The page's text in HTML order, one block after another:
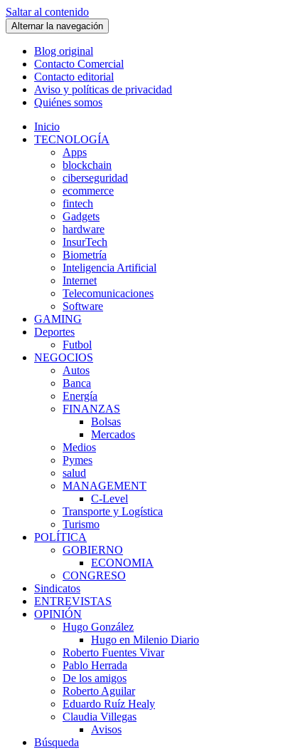
Saltar al contenido
Alternar la navegación
Blog original
Contacto Comercial
Contacto editorial
Aviso y políticas de privacidad
Quiénes somos
Inicio
TECNOLOGÍA
Apps
blockchain
ciberseguridad
ecommerce
fintech
Gadgets
hardware
InsurTech
Biometría
Inteligencia Artificial
Internet
Telecomunicaciones
Software
GAMING
Deportes
Futbol
NEGOCIOS
Autos
Banca
Energía
FINANZAS
Bolsas
Mercados
Medios
Pymes
salud
MANAGEMENT
C-Level
Transporte y Logística
Turismo
POLÍTICA
GOBIERNO
ECONOMIA
CONGRESO
Sindicatos
ENTREVISTAS
OPINIÓN
Hugo González
Hugo en Milenio Diario
Roberto Fuentes Vivar
Pablo Herrada
De los amigos
Roberto Aguilar
Eduardo Ruíz Healy
Claudia Villegas
Avisos
Búsqueda